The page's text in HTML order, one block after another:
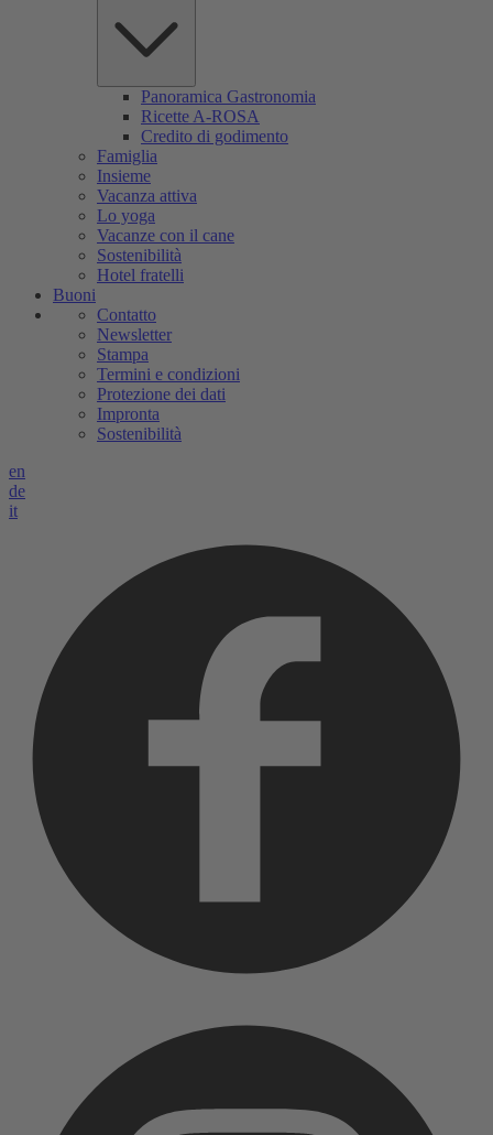
Panoramica Gastronomia
Ricette A-ROSA
Credito di godimento
Famiglia
Insieme
Vacanza attiva
Lo yoga
Vacanze con il cane
Sostenibilità
Hotel fratelli
Buoni
Contatto
Newsletter
Stampa
Termini e condizioni
Protezione dei dati
Impronta
Sostenibilità
en
de
it